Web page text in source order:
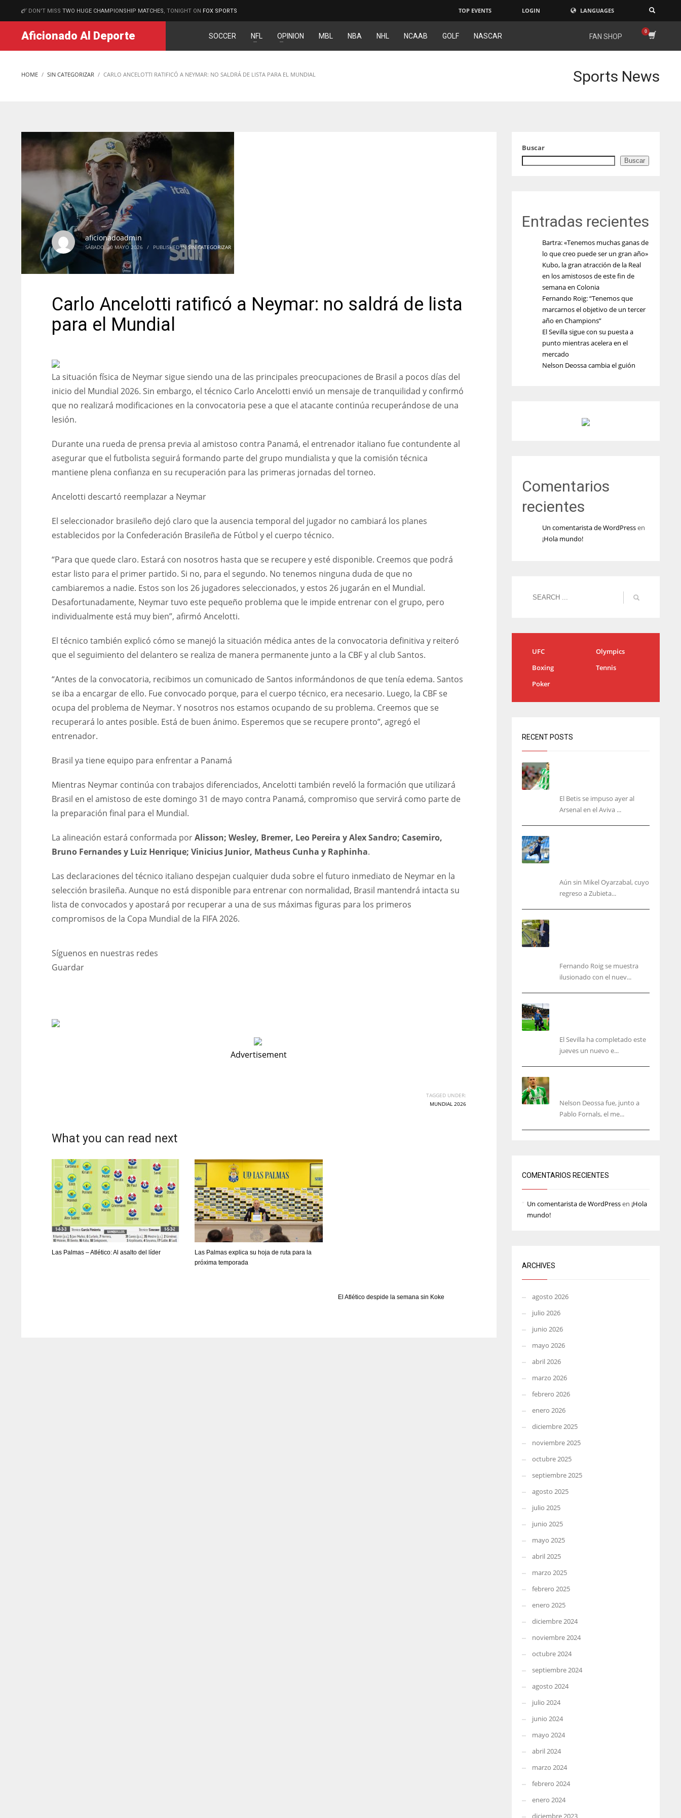
MATCHES
WSH
26 26 20
NYG IND NYJ
DON'T MISS TWO HUGE CHAMPIONSHIP MATCHES , TONIGHT ON FOX SPORTS TOP EVENTS LOGIN LANGUAGES
Aficionado Al Deporte SOCCER NFL OPINION MBL NBA NHL NCAAB GOLF NASCAR FAN SHOP
HOME SIN CATEGORIZAR CARLO ANCELOTTI RATIFICÓ A NEYMAR: NO SALDRÁ DE LISTA PARA EL MUNDIAL Sports News
aficionadoadmin
SÁBADO, 30 MAYO 2026 / PUBLISHED INSIN CATEGORIZAR
Carlo Ancelotti ratificó a Neymar: no saldrá de lista
para el Mundial
La situación física de Neymar sigue siendo una de las principales preocupaciones de Brasil a pocos días del
inicio del Mundial 2026. Sin embargo, el técnico Carlo Ancelotti envió un mensaje de tranquilidad y confirmó
que no realizará modificaciones en la convocatoria pese a que el atacante continúa recuperándose de una
lesión.
Durante una rueda de prensa previa al amistoso contra Panamá, el entrenador italiano fue contundente al
asegurar que el futbolista seguirá formando parte del grupo mundialista y que la comisión técnica
mantiene plena confianza en su recuperación para las primeras jornadas del torneo.
Ancelotti descartó reemplazar a Neymar
El seleccionador brasileño dejó claro que la ausencia temporal del jugador no cambiará los planes
establecidos por la Confederación Brasileña de Fútbol y el cuerpo técnico.
“Para que quede claro. Estará con nosotros hasta que se recupere y esté disponible. Creemos que podrá
estar listo para el primer partido. Si no, para el segundo. No tenemos ninguna duda de que no
cambiaremos a nadie. Estos son los 26 jugadores seleccionados, y estos 26 jugarán en el Mundial.
Desafortunadamente, Neymar tuvo este pequeño problema que le impide entrenar con el grupo, pero
individualmente está muy bien”, afirmó Ancelotti.
El técnico también explicó cómo se manejó la situación médica antes de la convocatoria definitiva y reiteró
que el seguimiento del delantero se realiza de manera permanente junto a la CBF y al club Santos.
“Antes de la convocatoria, recibimos un comunicado de Santos informándonos de que tenía edema. Santos
se iba a encargar de ello. Fue convocado porque, para el cuerpo técnico, era necesario. Luego, la CBF se
ocupa del problema de Neymar. Y nosotros nos estamos ocupando de su problema. Creemos que se
recuperará lo antes posible. Está de buen ánimo. Esperemos que se recupere pronto”, agregó el
entrenador.
Brasil ya tiene equipo para enfrentar a Panamá
Mientras Neymar continúa con trabajos diferenciados, Ancelotti también reveló la formación que utilizará
Brasil en el amistoso de este domingo 31 de mayo contra Panamá, compromiso que servirá como parte de
la preparación final para el Mundial.
La alineación estará conformada porAlisson; Wesley, Bremer, Leo Pereira y Alex Sandro; Casemiro,
Bruno Fernandes y Luiz Henrique; Vinicius Junior, Matheus Cunha y Raphinha.
Las declaraciones del técnico italiano despejan cualquier duda sobre el futuro inmediato de Neymar en la
selección brasileña. Aunque no está disponible para entrenar con normalidad, Brasil mantendrá intacta su
lista de convocados y apostará por recuperar a una de sus máximas figuras para los primeros
compromisos de la Copa Mundial de la FIFA 2026.
Síguenos en nuestras redes
Guardar
Advertisement
TAGGED UNDER:
MUNDIAL 2026
What you can read next
Las Palmas – Atlético: Al asalto del líder
Las Palmas explica su hoja de ruta para la
próxima temporada
El Atlético despide la semana sin Koke
Buscar
Buscar
Entradas recientes
Bartra: «Tenemos muchas ganas de
lo que creo puede ser un gran año»
Kubo, la gran atracción de la Real
en los amistosos de este fin de
semana en Colonia
Fernando Roig: “Tenemos que
marcarnos el objetivo de un tercer
año en Champions”
El Sevilla sigue con su puesta a
punto mientras acelera en el
mercado
Nelson Deossa cambia el guión
Comentarios
recientes
Un comentarista de WordPressen
¡Hola mundo!
UFC
Olympics
Boxing
Tennis
Poker
RECENT POSTS
El Betis se impuso ayer al
Arsenal en el Aviva ...
Aún sin Mikel Oyarzabal, cuyo
regreso a Zubieta...
Fernando Roig se muestra
ilusionado con el nuev...
El Sevilla ha completado este
jueves un nuevo e...
Nelson Deossa fue, junto a
Pablo Fornals, el me...
COMENTARIOS RECIENTES
Un comentarista de WordPressen ¡Hola
mundo!
ARCHIVES
agosto 2026
julio 2026
junio 2026
mayo 2026
abril 2026
marzo 2026
febrero 2026
enero 2026
diciembre 2025
noviembre 2025
octubre 2025
septiembre 2025
agosto 2025
julio 2025
junio 2025
mayo 2025
abril 2025
marzo 2025
febrero 2025
enero 2025
diciembre 2024
noviembre 2024
octubre 2024
septiembre 2024
agosto 2024
julio 2024
junio 2024
mayo 2024
abril 2024
marzo 2024
febrero 2024
enero 2024
diciembre 2023